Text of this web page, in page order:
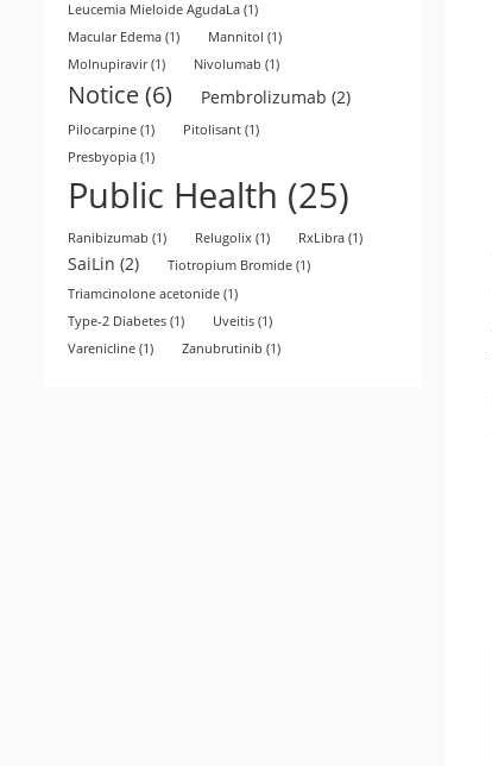
Leucemia Mieloide AgudaLa (1)
Macular Edema (1) Mannitol (1)
Molnupiravir(1) Nivolumab (1)
Notice(6) Pembrolizumab (2)
Pilocarpine (1) Pitolisant (1)
Presbyopia (1)
Public Health (25)
Ranibizumab (1) Relugolix (1) RxLibra (1)
SaiLin (2) Tiotropium Bromide (1)
Triamcinolone acetonide (1)
Type-2 Diabetes (1) Uveitis (1)
Varenicline (1) Zanubrutinib (1)